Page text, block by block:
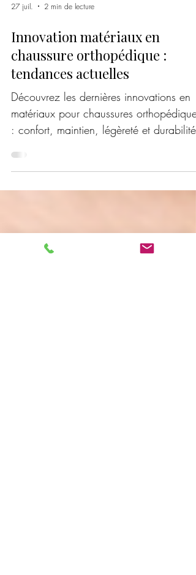
27 juil. 2 min de lecture
Innovation matériaux en
chaussure orthopédique :
tendances actuelles
Découvrez les dernières innovations en
matériaux pour chaussures orthopédiques
: confort, maintien, légèreté et durabilité